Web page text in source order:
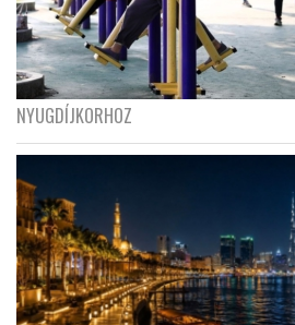
NYUGDÍJKORHOZ